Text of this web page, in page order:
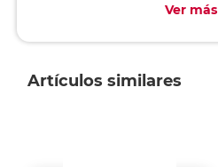
Ver más
Artículos similares